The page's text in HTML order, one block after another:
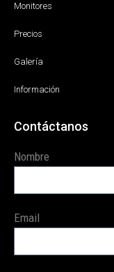
Monitores
Precios
Galería
Información
Contáctanos
Nombre
Email